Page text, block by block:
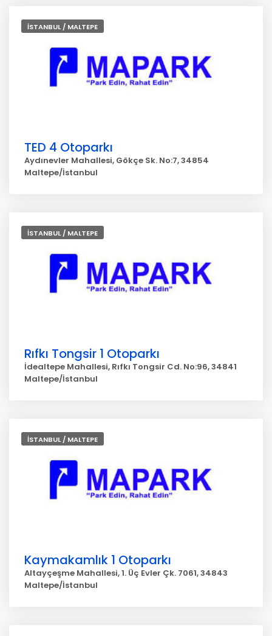
İSTANBUL / MALTEPE
TED 4 Otoparkı
Aydınevler Mahallesi, Gökçe Sk. No:7, 34854
Maltepe/İstanbul
İSTANBUL / MALTEPE
Rıfkı Tongsir 1 Otoparkı
İdealtepe Mahallesi, Rıfkı Tongsir Cd. No:96, 34841
Maltepe/İstanbul
İSTANBUL / MALTEPE
Kaymakamlık 1 Otoparkı
Altayçeşme Mahallesi, 1. Üç Evler Çk. 7061, 34843
Maltepe/İstanbul